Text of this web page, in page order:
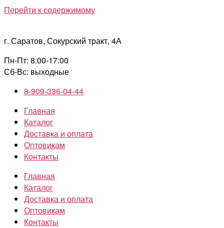
Перейти к содержимому
г. Саратов, Сокурский тракт, 4А
Пн-Пт: 8:00-17:00
Сб-Вс: выходные
8-909-336-04-44
Главная
Каталог
Доставка и оплата
Оптовикам
Контакты
Главная
Каталог
Доставка и оплата
Оптовикам
Контакты